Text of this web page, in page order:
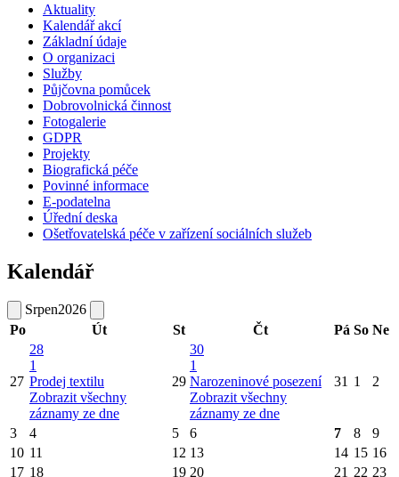
Aktuality
Kalendář akcí
Základní údaje
O organizaci
Služby
Půjčovna pomůcek
Dobrovolnická činnost
Fotogalerie
GDPR
Projekty
Biografická péče
Povinné informace
E-podatelna
Úřední deska
Ošetřovatelská péče v zařízení sociálních služeb
Kalendář
Srpen2026
Po
Út St Čt Pá So Ne
27
28
1
Prodej textilu
Zobrazit všechny
záznamy ze dne
29
30
1
Narozeninové posezení
Zobrazit všechny
záznamy ze dne
31 1 2
3 4 5 6 7 8
9
10 11 12 13 14 15 16
17 18 19 20 21 22 23